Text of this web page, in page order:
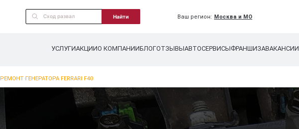
Найти Ваш регион: Москва и МО
УСЛУГИАКЦИИО КОМПАНИИБЛОГОТЗЫВЫАВТОСЕРВИСЫФРАНШИЗАВАКАНСИИ
РЕМОНТ ГЕНЕРАТОРА FERRARI F40